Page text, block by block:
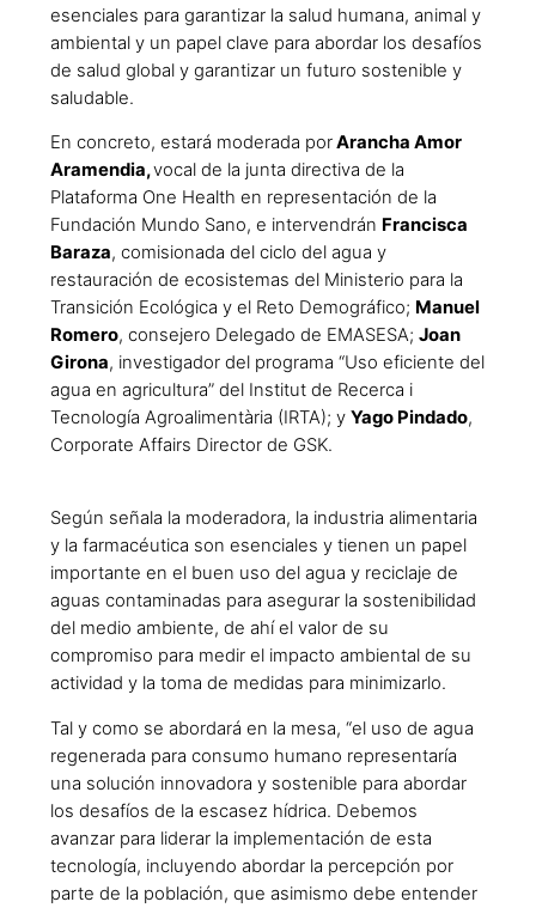
esenciales para garantizar la salud humana, animal y
ambiental y un papel clave para abordar los desafíos
de salud global y garantizar un futuro sostenible y
saludable.
En concreto, estará moderada porArancha Amor
Aramendia,vocal de la junta directiva de la
Plataforma One Health en representación de la
Fundación Mundo Sano, e intervendrán Francisca
Baraza, comisionada del ciclo del agua y
restauración de ecosistemas del Ministerio para la
Transición Ecológica y el Reto Demográfico; Manuel
Romero, consejero Delegado de EMASESA; Joan
Girona, investigador del programa “Uso eficiente del
agua en agricultura” del Institut de Recerca i
Tecnología Agroalimentària (IRTA); y Yago Pindado,
Corporate Affairs Director de GSK.
Según señala la moderadora, la industria alimentaria
y la farmacéutica son esenciales y tienen un papel
importante en el buen uso del agua y reciclaje de
aguas contaminadas para asegurar la sostenibilidad
del medio ambiente, de ahí el valor de su
compromiso para medir el impacto ambiental de su
actividad y la toma de medidas para minimizarlo.
Tal y como se abordará en la mesa, “el uso de agua
regenerada para consumo humano representaría
una solución innovadora y sostenible para abordar
los desafíos de la escasez hídrica. Debemos
avanzar para liderar la implementación de esta
tecnología, incluyendo abordar la percepción por
parte de la población, que asimismo debe entender